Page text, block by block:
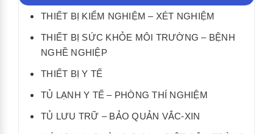
THIẾT BỊ KIỂM NGHIỆM – XÉT NGHIỆM
THIẾT BỊ SỨC KHỎE MÔI TRƯỜNG – BỆNH
NGHỀ NGHIỆP
THIẾT BỊ Y TẾ
TỦ LẠNH Y TẾ – PHÒNG THÍ NGHIỆM
TỦ LƯU TRỮ – BẢO QUẢN VẮC-XIN